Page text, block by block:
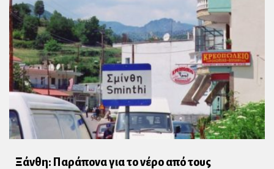
Ξάνθη: Παράπονα για το νέρο από τους